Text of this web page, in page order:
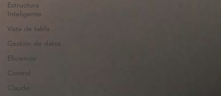
Estructura
Inteligente
Vista de tabla
Gestión de datos
Eficiencia
Control
Claude